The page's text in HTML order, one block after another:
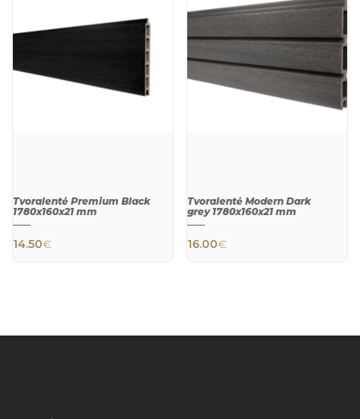
Tvoralentė Premium Black
1780x160x21 mm
14.50€
Tvoralentė Modern Dark
grey 1780x160x21 mm
16.00€